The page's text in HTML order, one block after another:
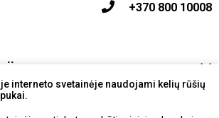
interneto svetainėje naudojami kelių rūšių
+370 800 10008
ir taisyklės